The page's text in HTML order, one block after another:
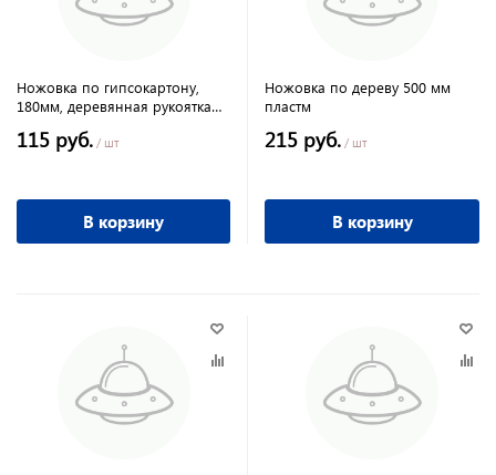
Ножовка по гипсокартону,
180мм, деревянная рукоятка
115 руб. / шт
В корзину
Ножовка по дереву 500 мм
пластм
215 руб. / шт
В корзину